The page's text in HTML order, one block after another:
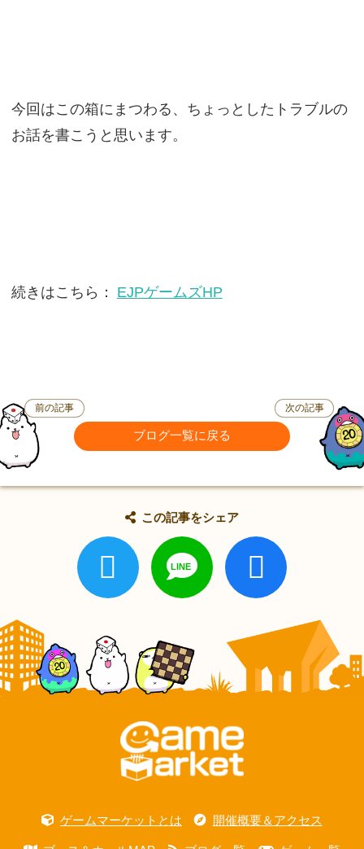
今回はこの箱にまつわる、ちょっとしたトラブルの
お話を書こうと思います。
続きはこちら： EJPゲームズHP
前の記事
ブログ一覧に戻る
次の記事
この記事をシェア
ゲームマーケットとは 開催概要＆アクセス